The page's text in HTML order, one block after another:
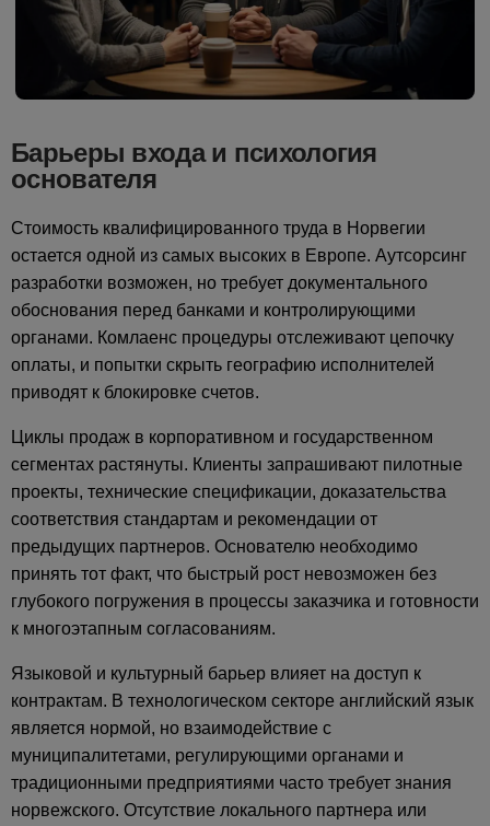
Барьеры входа и психология
основателя
Стоимость квалифицированного труда в Норвегии
остается одной из самых высоких в Европе. Аутсорсинг
разработки возможен, но требует документального
обоснования перед банками и контролирующими
органами. Комлаенс процедуры отслеживают цепочку
оплаты, и попытки скрыть географию исполнителей
приводят к блокировке счетов.
Циклы продаж в корпоративном и государственном
сегментах растянуты. Клиенты запрашивают пилотные
проекты, технические спецификации, доказательства
соответствия стандартам и рекомендации от
предыдущих партнеров. Основателю необходимо
принять тот факт, что быстрый рост невозможен без
глубокого погружения в процессы заказчика и готовности
к многоэтапным согласованиям.
Языковой и культурный барьер влияет на доступ к
контрактам. В технологическом секторе английский язык
является нормой, но взаимодействие с
муниципалитетами, регулирующими органами и
традиционными предприятиями часто требует знания
норвежского. Отсутствие локального партнера или